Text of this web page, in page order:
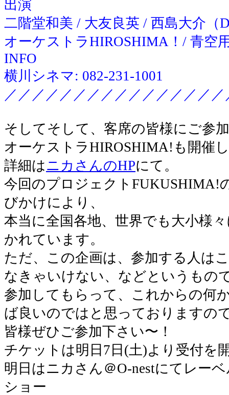
出演
二階堂和美 / 大友良英 / 西島大介（
オーケストラHIROSHIMA！/ 青空
INFO
横川シネマ: 082-231-1001
／／／／／／／／／／／／／／／／
そしてそして、客席の皆様にご参
オーケストラHIROSHIMA!も開催
詳細はニカさんのHPにて。
今回のプロジェクトFUKUSHIMA!
びかけにより、
本当に全国各地、世界でも大小様
かれています。
ただ、この企画は、参加する人は
なきゃいけない、などというもの
参加してもらって、これからの何
ば良いのではと思っておりますの
皆様ぜひご参加下さい〜！
チケットは明日7日(土)より受付を
明日はニカさん＠O-nestにてレー
ショー